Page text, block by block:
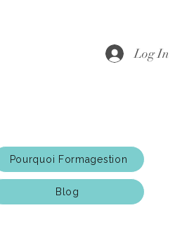
Log In
Pourquoi Formagestion
Blog